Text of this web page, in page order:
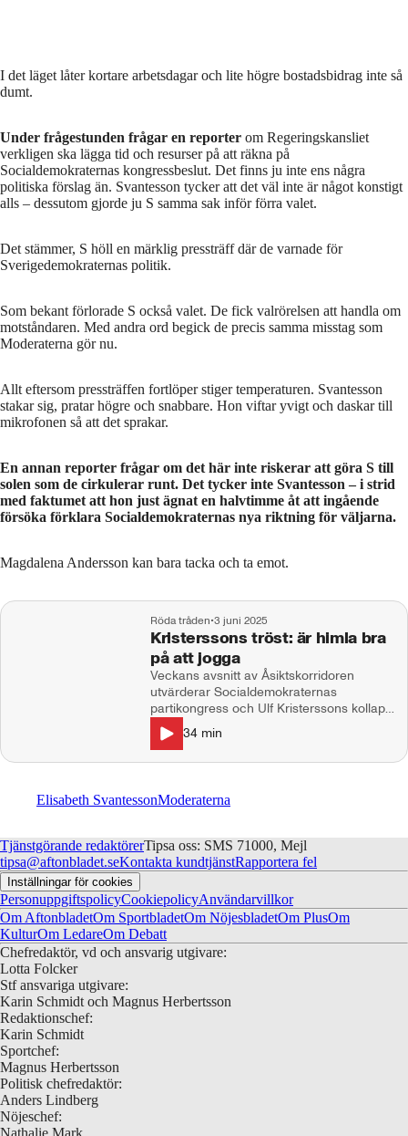
I det läget låter kortare arbetsdagar och lite högre bostadsbidrag inte så
dumt.
Under frågestunden frågar en reporter om Regeringskansliet
verkligen ska lägga tid och resurser på att räkna på
Socialdemokraternas kongressbeslut. Det finns ju inte ens några
politiska förslag än. Svantesson tycker att det väl inte är något konstigt
alls – dessutom gjorde ju S samma sak inför förra valet.
Det stämmer, S höll en märklig pressträff där de varnade för
Sverigedemokraternas politik.
Som bekant förlorade S också valet. De fick valrörelsen att handla om
motståndaren. Med andra ord begick de precis samma misstag som
Moderaterna gör nu.
Allt eftersom pressträffen fortlöper stiger temperaturen. Svantesson
stakar sig, pratar högre och snabbare. Hon viftar yvigt och daskar till
mikrofonen så att det sprakar.
En annan reporter frågar om det här inte riskerar att göra S till
solen som de cirkulerar runt. Det tycker inte Svantesson – i strid
med faktumet att hon just ägnat en halvtimme åt att ingående
försöka förklara Socialdemokraternas nya riktning för väljarna.
Magdalena Andersson kan bara tacka och ta emot.
Röda tråden•3 juni 2025
Kristerssons tröst: är himla bra
på att jogga
Veckans avsnitt av Åsiktskorridoren
utvärderar Socialdemokraternas
partikongress och Ulf Kristerssons kollaps.
Med Susanna Kierkegaard, Anders
Lindberg, Kalle Sundin och Ulrica
34 min
Elisabeth SvantessonModeraterna
Tjänstgörande redaktörerTipsa oss: SMS 71000, Mejl
tipsa@aftonbladet.seKontakta kundtjänstRapportera fel
Inställningar för cookies
PersonuppgiftspolicyCookiepolicyAnvändarvillkor
Om AftonbladetOm SportbladetOm NöjesbladetOm PlusOm
KulturOm LedareOm Debatt
Chefredaktör, vd och ansvarig utgivare:
Lotta Folcker
Stf ansvariga utgivare:
Karin Schmidt och Magnus Herbertsson
Redaktionschef:
Karin Schmidt
Sportchef:
Magnus Herbertsson
Politisk chefredaktör:
Anders Lindberg
Nöjeschef:
Nathalie Mark